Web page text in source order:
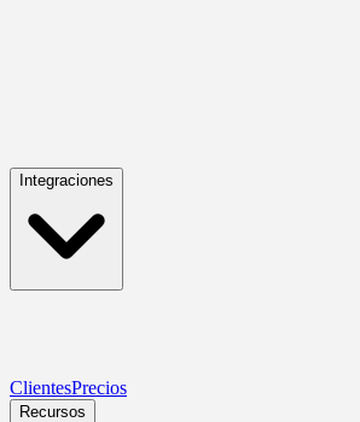
Integraciones
ClientesPrecios
Recursos